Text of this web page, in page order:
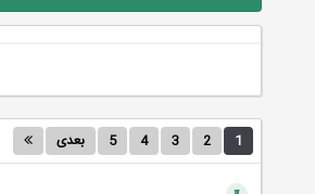
1
2
3
4
5 بعدی